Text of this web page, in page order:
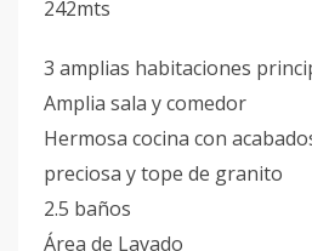
242mts
3 amplias habitaciones
Amplia sala y comedor
Hermosa cocina con
preciosa y tope de granito
2.5 baños
Área de Lavado